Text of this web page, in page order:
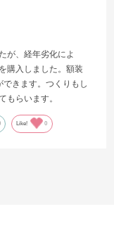
が、経年劣化によ
購入しました。額装
きます。つくりもし
もらいます。
Like! 0